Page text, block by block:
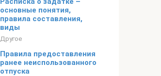
основные понятия,
правила составления,
виды
Другое
Правила предоставления
ранее неиспользованного
отпуска